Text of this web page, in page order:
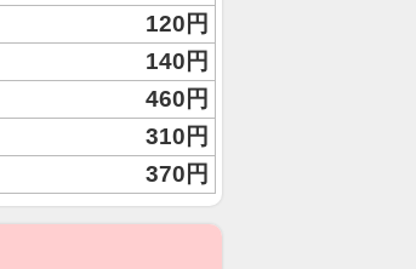
120円
140円
460円
310円
370円